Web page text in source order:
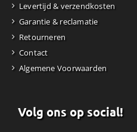
Levertijd & verzendkosten
Garantie & reclamatie
Retourneren
Contact
Algemene Voorwaarden
Volg ons op social!